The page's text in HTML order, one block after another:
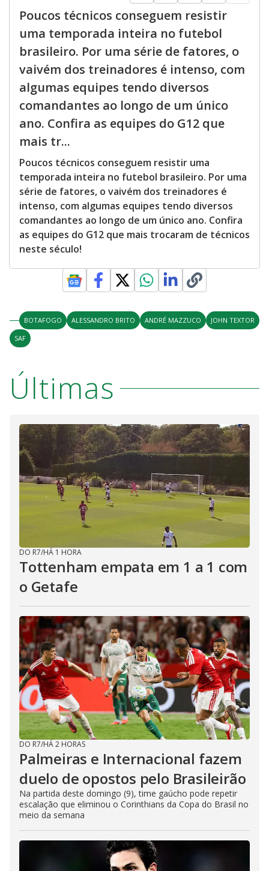
Poucos técnicos conseguem resistir
uma temporada inteira no futebol
brasileiro. Por uma série de fatores, o
vaivém dos treinadores é intenso, com
algumas equipes tendo diversos
comandantes ao longo de um único
ano. Confira as equipes do G12 que
mais tr...
Poucos técnicos conseguem resistir uma
temporada inteira no futebol brasileiro. Por uma
série de fatores, o vaivém dos treinadores é
intenso, com algumas equipes tendo diversos
comandantes ao longo de um único ano. Confira
as equipes do G12 que mais trocaram de técnicos
neste século!
BOTAFOGO ALESSANDRO BRITO ANDRÉ MAZZUCO
JOHN TEXTOR
SAF
Últimas
DO R7/HÁ 1 HORA
Tottenham empata em 1 a 1 com
o Getafe
DO R7/HÁ 2 HORAS
Palmeiras e Internacional fazem
duelo de opostos pelo Brasileirão
Na partida deste domingo (9), time gaúcho pode repetir
escalação que eliminou o Corinthians da Copa do Brasil no
meio da semana